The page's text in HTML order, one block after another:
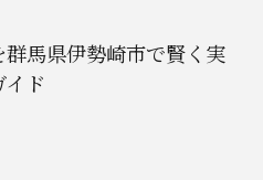
馬県伊勢崎市で賢く実
ド